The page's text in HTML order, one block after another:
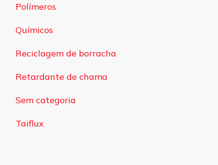
Polímeros
Químicos
Reciclagem de borracha
Retardante de chama
Sem categoria
Taiflux